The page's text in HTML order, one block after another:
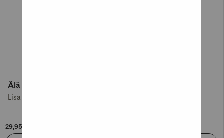
Älä päästä häntä sisään
Lisa Jewell
29,95 €